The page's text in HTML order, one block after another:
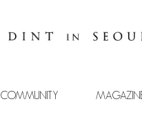
COMMUNITY